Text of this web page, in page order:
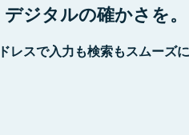
ジタルの確かさを。
レスで入力も検索もスムーズ